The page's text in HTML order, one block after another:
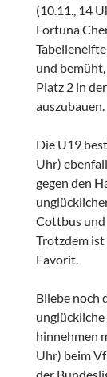
(10.11., 14
Fortuna
und
Platz 2 in
auszubauen.
Die U19
Uhr)
gegen den
Cottbus und
Trotzdem ist
Favorit.
Bliebe noch
hinnehmen
Uhr) beim